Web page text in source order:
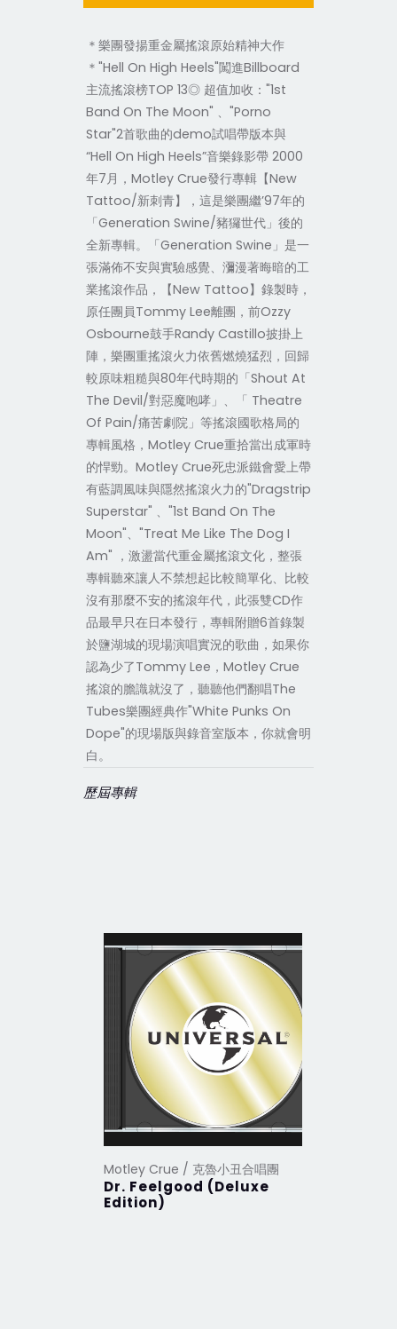
＊樂團發揚重金屬搖滾原始精神大作
＊"Hell On High Heels"闖進Billboard
主流搖滾榜TOP 13◎ 超值加收："1st
Band On The Moon" 、"Porno
Star"2首歌曲的demo試唱帶版本與
“Hell On High Heels”音樂錄影帶 2000
年7月，Motley Crue發行專輯【New
Tattoo/新刺青】，這是樂團繼’97年的
「Generation Swine/豬玀世代」後的
全新專輯。「Generation Swine」是一
張滿佈不安與實驗感覺、瀰漫著晦暗的工
業搖滾作品，【New Tattoo】錄製時，
原任團員Tommy Lee離團，前Ozzy
Osbourne鼓手Randy Castillo披掛上
陣，樂團重搖滾火力依舊燃燒猛烈，回歸
較原味粗糙與80年代時期的「Shout At
The Devil/對惡魔咆哮」、「 Theatre
Of Pain/痛苦劇院」等搖滾國歌格局的
專輯風格，Motley Crue重拾當出成軍時
的悍勁。Motley Crue死忠派鐵會愛上帶
有藍調風味與隱然搖滾火力的"Dragstrip
Superstar" 、"1st Band On The
Moon"、"Treat Me Like The Dog I
Am" ，激盪當代重金屬搖滾文化，整張
專輯聽來讓人不禁想起比較簡單化、比較
沒有那麼不安的搖滾年代，此張雙CD作
品最早只在日本發行，專輯附贈6首錄製
於鹽湖城的現場演唱實況的歌曲，如果你
認為少了Tommy Lee，Motley Crue
搖滾的膽識就沒了，聽聽他們翻唱The
Tubes樂團經典作"White Punks On
Dope"的現場版與錄音室版本，你就會明
白。
歷屆專輯
Motley Crue / 克魯小丑合唱團
Dr. Feelgood (Deluxe
Edition)